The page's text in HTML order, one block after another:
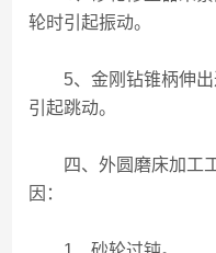
轮时引起振动。
5、金刚钻锥柄伸出
引起跳动。
四、外圆磨床加工工
因：